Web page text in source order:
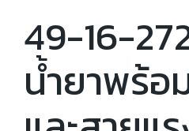
49-16-
น้ำยาพร้อ